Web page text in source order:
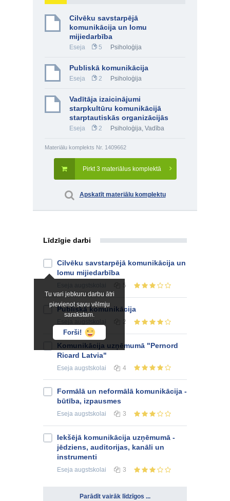
Cilvēku savstarpējā
komunikācija un lomu
mijiedarbība
Eseja 5 Psiholoģija
Publiskā komunikācija
Eseja 2 Psiholoģija
Vadītāja izaicinājumi
starpkultūru komunikācijā
starptautiskās organizācijās
Eseja 2 Psiholoģija, Vadība
Materiālu komplekts Nr. 1409662
Pirkt 3 materiālus komplektā
Apskatīt materiālu komplektu
Līdzīgie darbi
Tu vari jebkuru darbu ātri
pievienot savu vēlmju
sarakstam.
Forši!
Cilvēku savstarpējā komunikācija un
lomu mijiedarbība
5
Publiskā komunikācija
2
Komunikācija uzņēmumā "Pernord
Ricard Latvia"
Eseja augstskolai 4
Formālā un neformālā komunikācija -
būtība, izpausmes
Eseja augstskolai 3
Iekšējā komunikācija uzņēmumā -
jēdziens, auditorijas, kanāli un
instrumenti
Eseja augstskolai 3
Parādīt vairāk līdzīgos ...